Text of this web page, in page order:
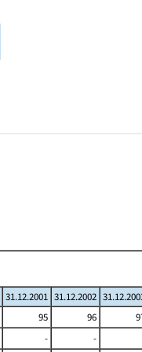
31.12.2001 31.12.2002
95 96
-
-